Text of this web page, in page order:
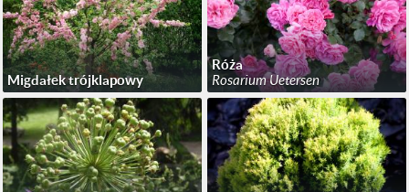
Migdałek trójklapowy
Róża
Rosarium Uetersen